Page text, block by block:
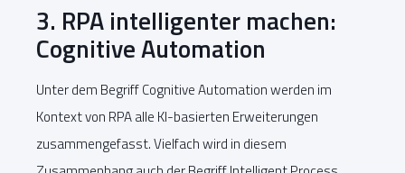
3. RPA intelligenter machen:
Cognitive Automation
Unter dem Begriff Cognitive Automation werden im
Kontext von RPA alle KI-basierten Erweiterungen
zusammengefasst. Vielfach wird in diesem